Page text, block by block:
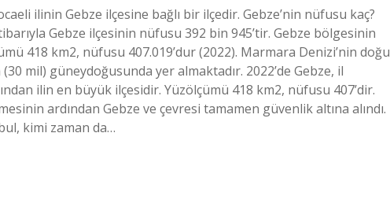
ilinin Gebze ilçesine bağlı bir ilçedir. Gebze’nin nüfusu kaç?
Gebze ilçesinin nüfusu 392 bin 945’tir. Gebze bölgesinin
418 km2, nüfusu 407.019’dur (2022). Marmara Denizi’nin doğu
mil) güneydoğusunda yer almaktadır. 2022’de Gebze, il
ilin en büyük ilçesidir. Yüzölçümü 418 km2, nüfusu 407’dir.
ardından Gebze ve çevresi tamamen güvenlik altına alındı.
kimi zaman da…